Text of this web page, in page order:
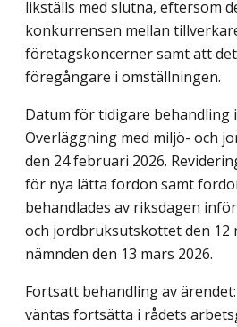
likställs med slutna, eftersom
konkurrensen mellan
företagskoncerner samt att
föregångare i omställningen.
Datum för tidigare behandling
Överläggning med miljö- och
den 24 februari 2026.
för nya lätta fordon samt
behandlades av riksdagen
och jordbruksutskottet den 12
nämnden den 13 mars 2026.
Fortsatt behandling av
väntas fortsätta i rådets